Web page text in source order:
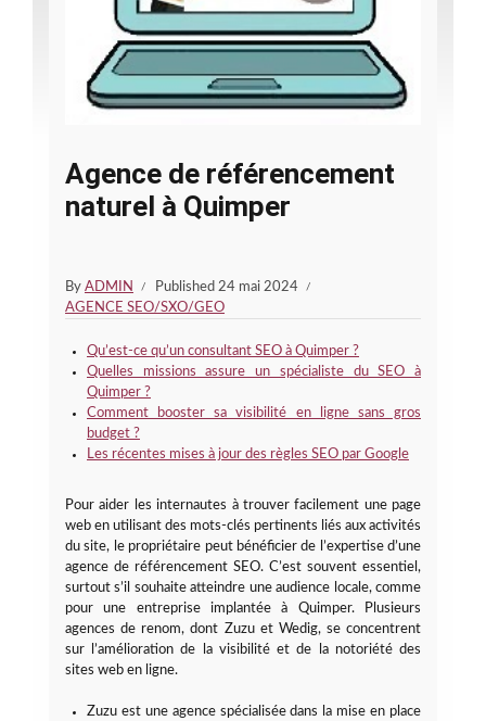
Agence de référencement
naturel à Quimper
By ADMIN Published 24 mai 2024
AGENCE SEO/SXO/GEO
Qu’est-ce qu’un consultant SEO à Quimper ?
Quelles missions assure un spécialiste du SEO à
Quimper ?
Comment booster sa visibilité en ligne sans gros
budget ?
Les récentes mises à jour des règles SEO par Google
Pour aider les internautes à trouver facilement une page
web en utilisant des mots-clés pertinents liés aux activités
du site, le propriétaire peut bénéficier de l’expertise d’une
agence de référencement SEO. C’est souvent essentiel,
surtout s’il souhaite atteindre une audience locale, comme
pour une entreprise implantée à Quimper. Plusieurs
agences de renom, dont Zuzu et Wedig, se concentrent
sur l’amélioration de la visibilité et de la notoriété des
sites web en ligne.
Zuzu est une agence spécialisée dans la mise en place